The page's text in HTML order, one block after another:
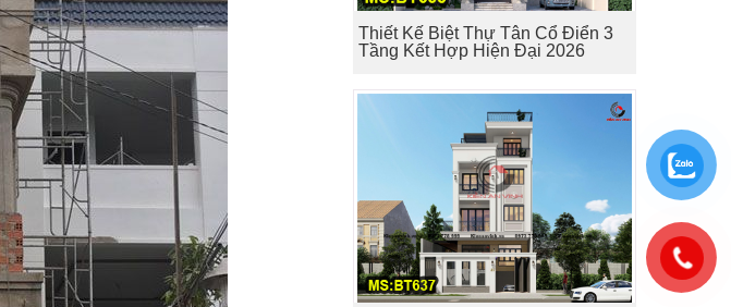
Thiết Kế Biệt Thự Tân Cổ Điển 3
Tầng Kết Hợp Hiện Đại 2026